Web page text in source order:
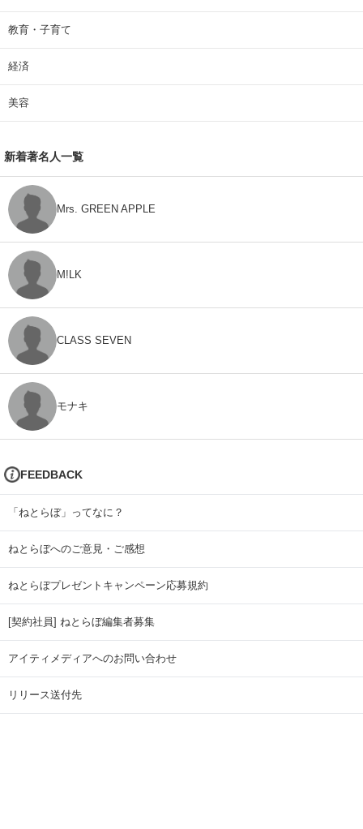
教育・子育て
経済
美容
新着著名人一覧
Mrs. GREEN APPLE
M!LK
CLASS SEVEN
モナキ
FEEDBACK
「ねとらぼ」ってなに？
ねとらぼへのご意見・ご感想
ねとらぼプレゼントキャンペーン応募規約
[契約社員] ねとらぼ編集者募集
アイティメディアへのお問い合わせ
リリース送付先